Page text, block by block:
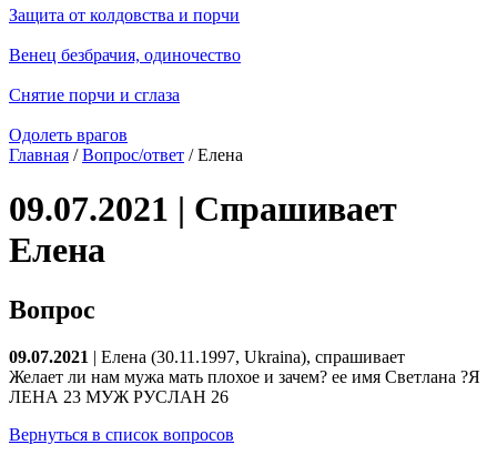
Защита от колдовства и порчи
Венец безбрачия, одиночество
Снятие порчи и сглаза
Одолеть врагов
Главная /Вопрос/ответ / Елена
09.07.2021 | Спрашивает
Елена
Вопрос
09.07.2021 | Елена (30.11.1997, Ukraina), спрашивает
Желает ли нам мужа мать плохое и зачем? ее имя Светлана ?Я
ЛЕНА 23 МУЖ РУСЛАН 26
Вернуться в список вопросов